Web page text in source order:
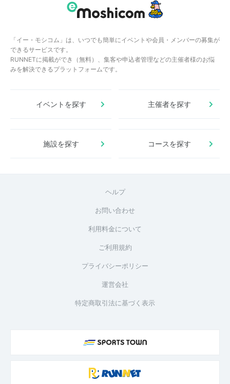
「イー・モシコム」は、いつでも簡単にイベントや会員・メンバーの募集が
できるサービスです。
RUNNETに掲載ができ（無料）、集客や申込者管理などの主催者様のお悩
みを解決できるプラットフォームです。
イベントを探す 主催者を探す
施設を探す コースを探す
ヘルプ
お問い合わせ
利用料金について
ご利用規約
プライバシーポリシー
運営会社
特定商取引法に基づく表示